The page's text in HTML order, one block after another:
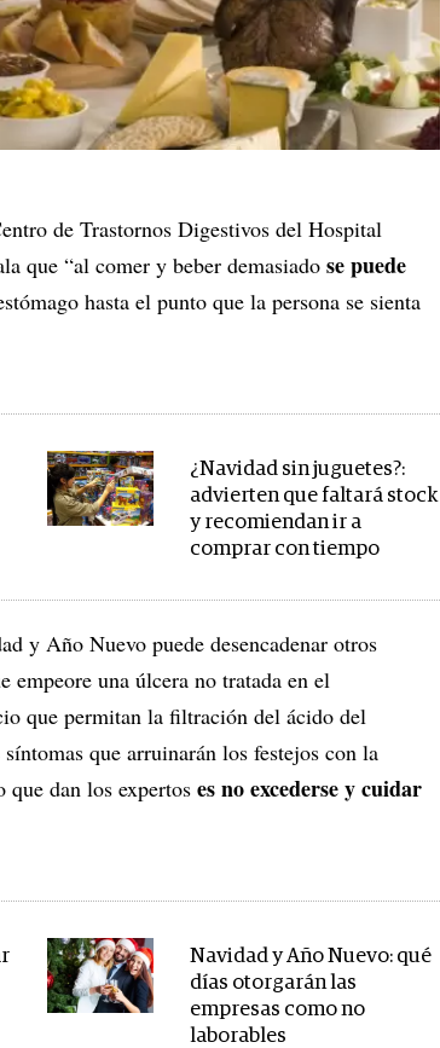
de Trastornos Digestivos del Hospital
que “al comer y beber demasiado se puede
hasta el punto que la persona se sienta
¿Navidad sin juguetes?:
advierten que faltará stock
y recomiendan ir a
comprar con tiempo
y Año Nuevo puede desencadenar otros
empeore una úlcera no tratada en el
que permitan la filtración del ácido del
que arruinarán los festejos con la
dan los expertos es no excederse y cuidar
Navidad y Año Nuevo: qué
días otorgarán las
empresas como no
laborables